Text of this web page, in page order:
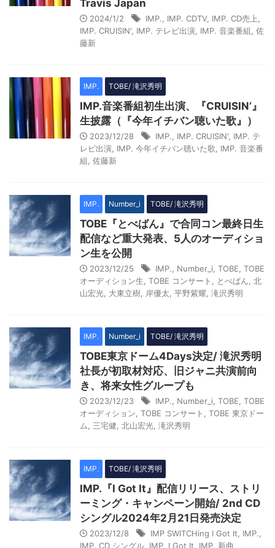
Travis Japan
2024/1/2 IMP. IMP. CDTV, IMP. CD売上
IMP. CRUISIN' IMP. テレビ出演 IMP. 音楽番組
佐
藤新
IMP. TOBE/ 滝沢秀明
IMP.音楽番組初生出演、『CRUISIN’』
生披露（『今年イチバン聴いた歌』）
2023/12/28 IMP. IMP. CRUISIN' IMP. テ
レビ出演 IMP. 今年イチバン聴いた歌
IMP. 音楽番
組
佐藤新
IMP. Number_i TOBE/ 滝沢秀明
TOBE『とべばん』で合同コン最終日生
配信など重大発表、5人のオーディショ
ン生を公開
2023/12/25 IMP. Number_i TOBE TOBE
オーディション生 TOBE コンサート とべばん 北
山宏光 大東立樹 岸優太 平野紫耀 滝沢秀明
IMP. Number_i TOBE/ 滝沢秀明
TOBE東京ドーム4Days決定/ 滝沢秀明
社長が初取材対応、旧ジャニ共演前向
き、将来女性グループも
2023/12/23 IMP. Number_i TOBE TOBE
オーディション TOBE コンサート
TOBE 東京ドー
ム
三宅健 北山宏光 滝沢秀明
IMP. TOBE/ 滝沢秀明
IMP.『I Got It』配信リリース、ストリ
ーミング・キャンペーン開始/ 2nd CD
シングル2024年2月21日発売決定
2023/12/8 IMP SWITCHing I Got It IMP.
IMP. CD シングル IMP. I Got It IMP. 新曲